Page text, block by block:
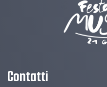
Contatti